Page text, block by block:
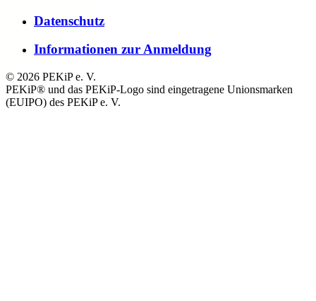
Datenschutz
Informationen zur Anmeldung
© 2026 PEKiP e. V.
PEKiP® und das PEKiP-Logo sind eingetragene Unionsmarken
(EUIPO) des PEKiP e. V.